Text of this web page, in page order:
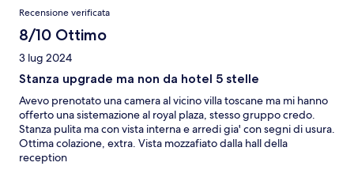
Recensione verificata
8/10 Ottimo
3 lug 2024
Stanza upgrade ma non da hotel 5 stelle
Avevo prenotato una camera al vicino villa toscane ma mi hanno
offerto una sistemazione al royal plaza, stesso gruppo credo.
Stanza pulita ma con vista interna e arredi gia' con segni di usura.
Ottima colazione, extra. Vista mozzafiato dalla hall della
reception